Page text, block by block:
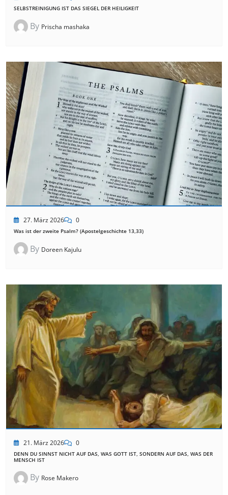
SELBSTREINIGUNG IST DAS SIEGEL DER HEILIGKEIT
By Prischa mashaka
27. März 2026 0
Was ist der zweite Psalm? (Apostelgeschichte 13,33)
By Doreen Kajulu
21. März 2026 0
DENN DU SINNST NICHT AUF DAS, WAS GOTT IST, SONDERN AUF DAS, WAS DER
MENSCH IST
By Rose Makero